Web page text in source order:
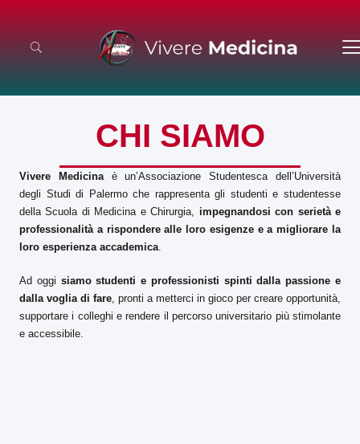
CHI SIAMO
Vivere Medicinaè un’Associazione Studentesca dell’Università
degli Studi di Palermo che rappresenta gli studenti e studentesse
della Scuola di Medicina e Chirurgia, impegnandosi con serietà e
professionalità a rispondere alle loro esigenze e a migliorare la
loro esperienza accademica.
Ad oggi siamo studenti e professionisti spinti dalla passione e
dalla voglia di fare, pronti a metterci in gioco per creare opportunità,
supportare i colleghi e rendere il percorso universitario più stimolante
e accessibile.